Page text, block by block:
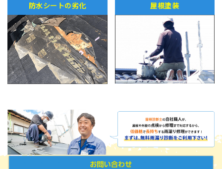
防水シートの劣化 屋根塗装